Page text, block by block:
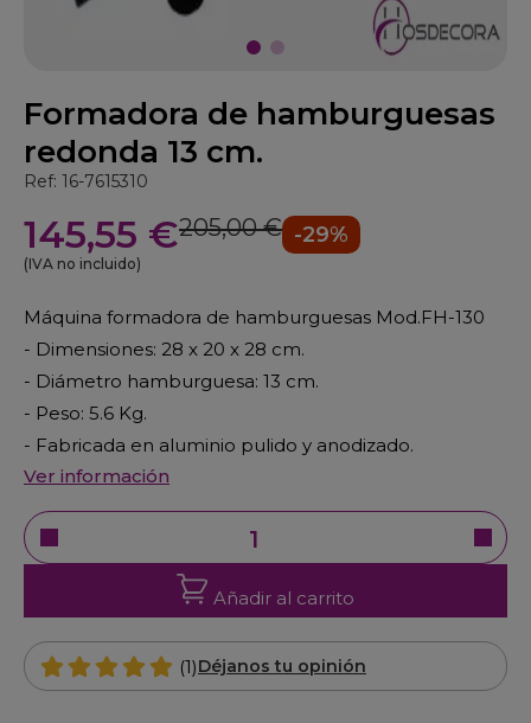
Formadora de hamburguesas
redonda 13 cm.
Ref: 16-7615310
145,55 €205,00 € -29%
(IVA no incluido)
Máquina formadora de hamburguesas Mod.FH-130
- Dimensiones: 28 x 20 x 28 cm.
- Diámetro hamburguesa: 13 cm.
- Peso: 5.6 Kg.
- Fabricada en aluminio pulido y anodizado.
Ver información
Añadir al carrito
(1)Déjanos tu opinión